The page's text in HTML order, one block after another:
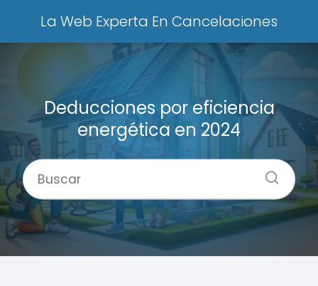
La Web Experta En Cancelaciones
Deducciones por eficiencia
energética​ en 2024